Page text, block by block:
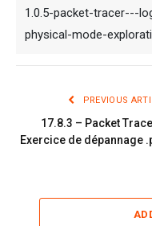
1.0.5-packet-tracer---
physical-mode-
PREVIOUS
17.8.3 – Packet
Exercice de dépannage